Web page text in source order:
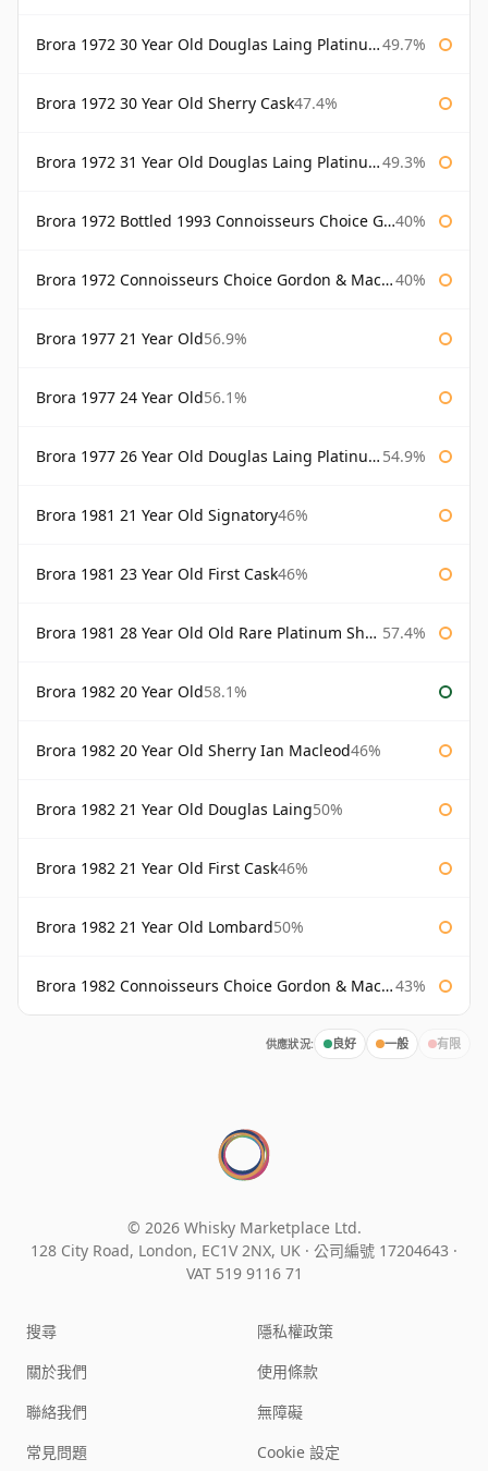
Brora 1972 30 Year Old Douglas Laing Platinum Selection 49.7%
Brora 1972 30 Year Old Sherry Cask47.4%
Brora 1972 31 Year Old Douglas Laing Platinum Selection 49.3%
Brora 1972 Bottled 1993 Connoisseurs Choice Gordon & Macphail 40%
Brora 1972 Connoisseurs Choice Gordon & Macphail 40%
Brora 1977 21 Year Old56.9%
Brora 1977 24 Year Old56.1%
Brora 1977 26 Year Old Douglas Laing Platinum Selection 54.9%
Brora 1981 21 Year Old Signatory46%
Brora 1981 23 Year Old First Cask46%
Brora 1981 28 Year Old Old Rare Platinum Sherry Cask Douglas Laing Platinum Selection 57.4%
Brora 1982 20 Year Old58.1%
Brora 1982 20 Year Old Sherry Ian Macleod46%
Brora 1982 21 Year Old Douglas Laing50%
Brora 1982 21 Year Old First Cask46%
Brora 1982 21 Year Old Lombard50%
Brora 1982 Connoisseurs Choice Gordon & Macphail 43%
供應狀況: 良好 一般 有限
© 2026 Whisky Marketplace Ltd.
128 City Road, London, EC1V 2NX, UK · 公司編號 17204643 ·
VAT 519 9116 71
搜尋
關於我們
聯絡我們
常見問題
隱私權政策
使用條款
無障礙
Cookie 設定